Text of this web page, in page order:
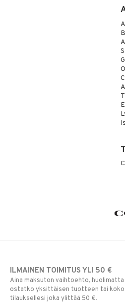
ILMAINEN TOIMITUS YLI 50 €
Aina maksuton vaihtoehto,
ostatko yksittäisen tuotteen tai koko
tilauksellesi joka ylittää 50 €.